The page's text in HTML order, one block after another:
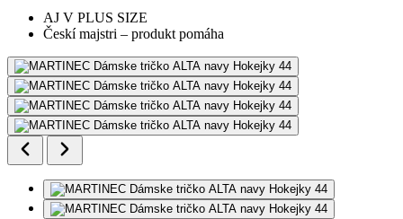
AJ V PLUS SIZE
Českí majstri – produkt pomáha